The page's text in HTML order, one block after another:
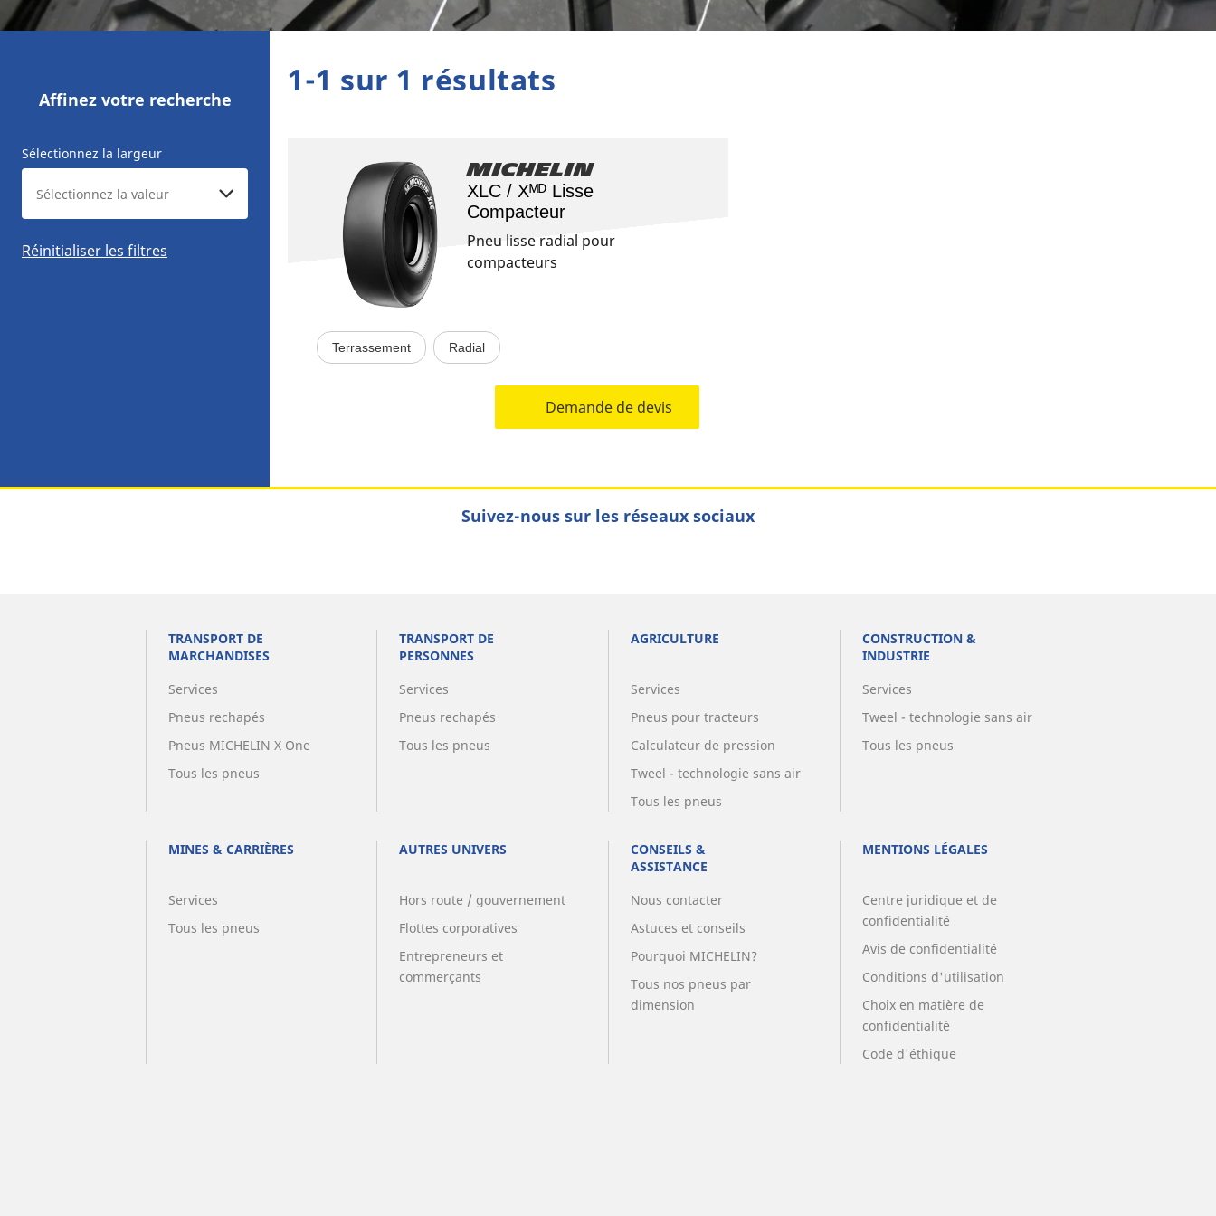
Aviation
Affinez votre recherche
Sélectionnez la largeur
Réinitialiser les filtres
1-1 sur 1 résultats
Michelin
XLC / Xᴹᴰ Lisse
Compacteur
Pneu lisse radial pour
compacteurs
Terrassement Radial
Demande de devis
Suivez-nous sur les réseaux sociaux
TRANSPORT DE
MARCHANDISES
Services
Pneus rechapés
Pneus MICHELIN X One
Tous les pneus
TRANSPORT DE
PERSONNES
Services
Pneus rechapés
Tous les pneus
AGRICULTURE
Services
Pneus pour tracteurs
Calculateur de pression
Tweel - technologie sans air
Tous les pneus
CONSTRUCTION &
INDUSTRIE
Services
Tweel - technologie sans air
Tous les pneus
MINES & CARRIÈRES
Services
Tous les pneus
AUTRES UNIVERS
Hors route / gouvernement
Flottes corporatives
Entrepreneurs et
commerçants
CONSEILS &
ASSISTANCE
Nous contacter
Astuces et conseils
Pourquoi MICHELIN?
Tous nos pneus par
dimension
MENTIONS LÉGALES
Centre juridique et de
confidentialité
Avis de confidentialité
Conditions d'utilisation
Choix en matière de
confidentialité
Code d'éthique